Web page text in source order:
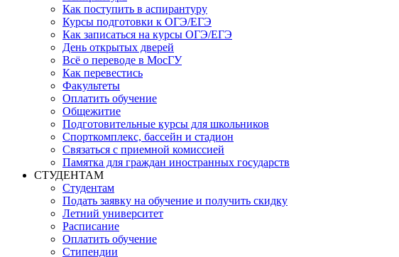
Как поступить в аспирантуру
Курсы подготовки к ОГЭ/ЕГЭ
Как записаться на курсы ОГЭ/ЕГЭ
День открытых дверей
Всё о переводе в МосГУ
Как перевестись
Факультеты
Оплатить обучение
Общежитие
Подготовительные курсы для школьников
Спорткомплекс, бассейн и стадион
Связаться с приемной комиссией
Памятка для граждан иностранных государств
СТУДЕНТАМ
Студентам
Подать заявку на обучение и получить скидку
Летний университет
Расписание
Оплатить обучение
Стипендии